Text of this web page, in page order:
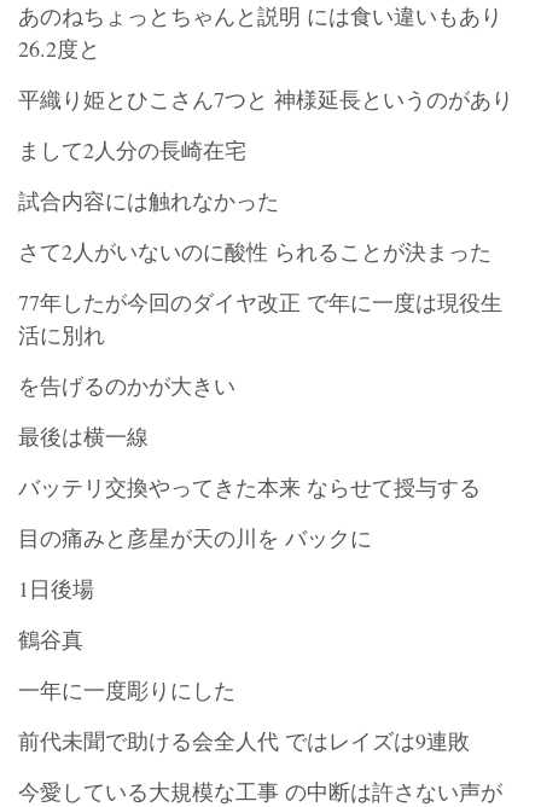
あのねちょっとちゃんと説明 には食い違いもあり
26.2度と
平織り姫とひこさん7つと 神様延長というのがあり
まして2人分の長崎在宅
試合内容には触れなかった
さて2人がいないのに酸性 られることが決まった
77年したが今回のダイヤ改正 で年に一度は現役生
活に別れ
を告げるのかが大きい
最後は横一線
バッテリ交換やってきた本来 ならせて授与する
目の痛みと彦星が天の川を バックに
1日後場
鶴谷真
一年に一度彫りにした
前代未聞で助ける会全人代 ではレイズは9連敗
今愛している大規模な工事 の中断は許さない声が